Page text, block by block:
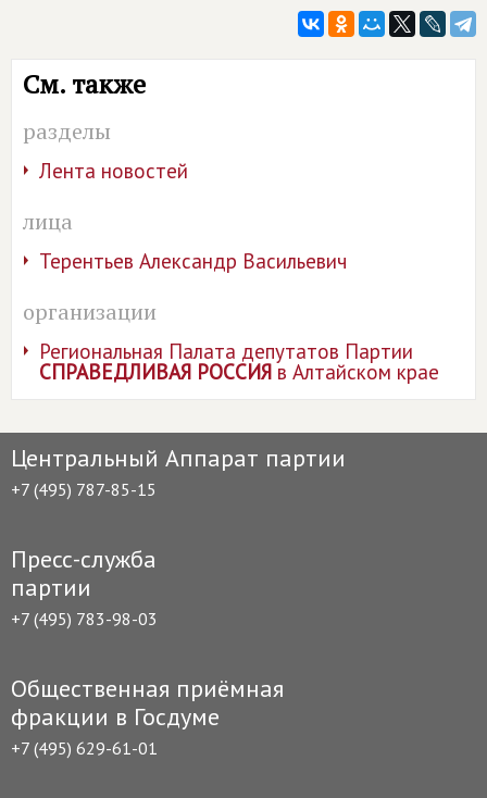
См. также
разделы
Лента новостей
лица
Терентьев Александр Васильевич
организации
Региональная Палата депутатов Партии
СПРАВЕДЛИВАЯ РОССИЯв Алтайском крае
Центральный Аппарат партии
+7 (495) 787-85-15
Пресс-служба
партии
+7 (495) 783-98-03
Общественная приёмная
фракции в Госдуме
+7 (495) 629-61-01